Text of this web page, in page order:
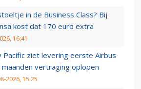
in de Business Class? Bij
kost dat 170 euro extra
16:41
Pacific ziet levering eerste Airbus
maanden vertraging oplopen
2026, 15:25